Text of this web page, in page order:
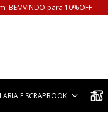
BEMVINDO para 10%OFF
E SCRAPBOOK